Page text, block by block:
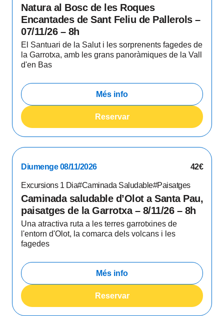
Natura al Bosc de les Roques
Encantades de Sant Feliu de Pallerols –
07/11/26 – 8h
El Santuari de la Salut i les sorprenents fagedes de
la Garrotxa, amb les grans panoràmiques de la Vall
d'en Bas
Més info
Reservar
Diumenge 08/11/2026 42€
Excursions 1 Dia#Caminada Saludable#Paisatges
Caminada saludable d’Olot a Santa Pau,
paisatges de la Garrotxa – 8/11/26 – 8h
Una atractiva ruta a les terres garrotxines de
l'entorn d'Olot, la comarca dels volcans i les
fagedes
Més info
Reservar